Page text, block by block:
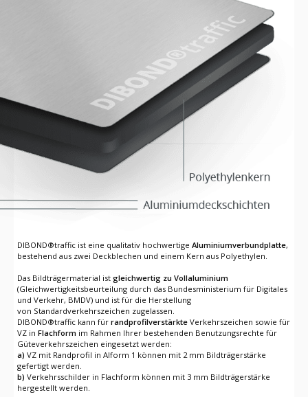
DIBOND®traffic ist eine qualitativ hochwertigeAluminiumverbundplatte,
bestehend aus zwei Deckblechen und einem Kern aus Polyethylen.
Das Bildträgermaterial istgleichwertig zu Vollaluminium
(Gleichwertigkeitsbeurteilung durch das Bundesministerium für Digitales
und Verkehr, BMDV) und ist für die Herstellung
von Standardverkehrszeichen zugelassen.
DIBOND®traffic kann fürrandprofilverstärkteVerkehrszeichen sowie für
VZ inFlachform im Rahmen Ihrer bestehenden Benutzungsrechte für
Güteverkehrszeichen eingesetzt werden:
a) VZ mit Randprofil in Alform 1 können mit 2 mm Bildträgerstärke
gefertigt werden.
b)Verkehrsschilder in Flachform können mit 3 mm Bildträgerstärke
hergestellt werden.